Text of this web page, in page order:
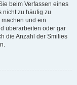
beim Verfassen eines
nicht zu häufig zu
und ein
überarbeiten oder gar
die Anzahl der Smilies